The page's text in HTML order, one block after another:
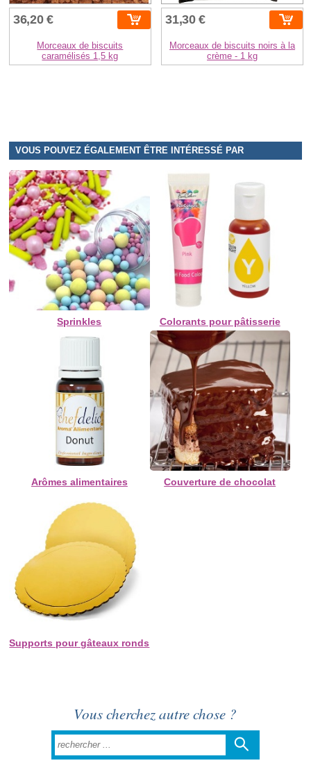
36,20 €
Morceaux de biscuits
caramélisés 1,5 kg
31,30 €
Morceaux de biscuits noirs à la
crème - 1 kg
VOUS POUVEZ ÉGALEMENT ÊTRE INTÉRESSÉ PAR
Sprinkles Colorants pour pâtisserie
Arômes alimentaires Couverture de chocolat
Supports pour gâteaux ronds
Vous cherchez autre chose ?